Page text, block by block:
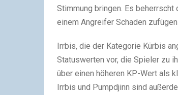
Stimmung bringen. Es beherrscht
einem Angreifer Schaden zufügen
Irrbis, die der Kategorie Kürbis
Statuswerten vor, die Spieler zu
über einen höheren KP-Wert als
Irrbis und Pumpdjinn sind